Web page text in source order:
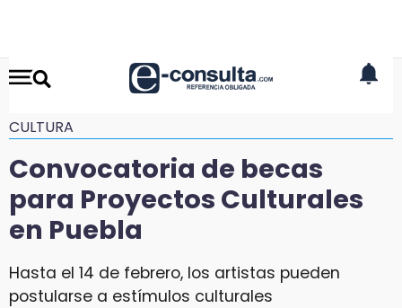
CULTURA
Convocatoria de becas
para Proyectos Culturales
en Puebla
Hasta el 14 de febrero, los artistas pueden
postularse a estímulos culturales